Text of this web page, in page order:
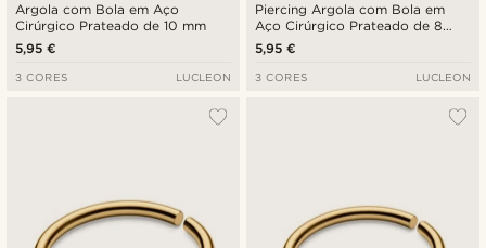
Argola com Bola em Aço
Cirúrgico Prateado de 10 mm
5,95 €
3 CORES LUCLEON
Piercing Argola com Bola em
Aço Cirúrgico Prateado de 8
mm
5,95 €
3 CORES LUCLEON